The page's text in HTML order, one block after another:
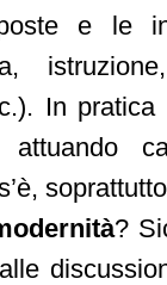
e le
In
?